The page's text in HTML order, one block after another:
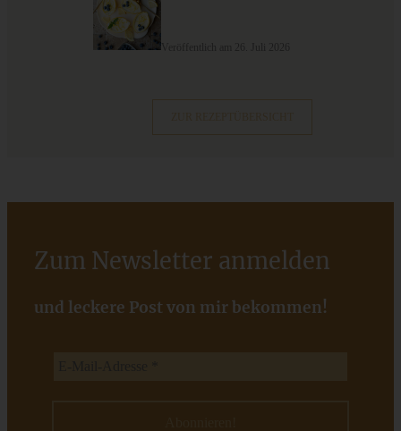
Veröffentlich am 26. Juli 2026
Zum Newsletter anmelden
und leckere Post von mir bekommen!